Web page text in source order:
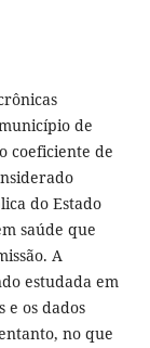
de
coeficiente de
do Estado
saúde que
A
estudada em
e os dados
no que